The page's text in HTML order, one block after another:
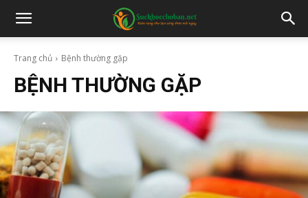
Trang chủ Bệnh thường gặp
BỆNH THƯỜNG GẶP